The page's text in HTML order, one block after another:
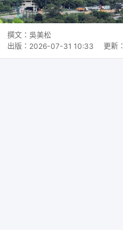
撰文： 吳美松
出版： 2026-07-31 10:33 更新：